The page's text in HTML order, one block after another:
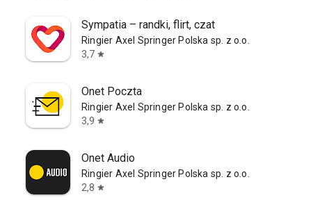
Sympatia – randki, flirt, czat
Ringier Axel Springer Polska sp. z o.o.
3,7 star
Onet Poczta
Ringier Axel Springer Polska sp. z o.o.
3,9 star
Onet Audio
Ringier Axel Springer Polska sp. z o.o.
2,8 star